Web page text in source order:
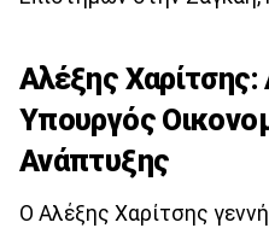
Αλέξης
Υπουργός
Ανάπτυξης
Ο Αλέξης Χαρίτσης